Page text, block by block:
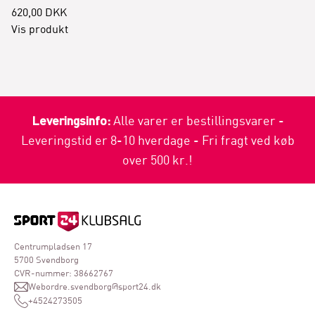
620,00 DKK
Vis produkt
Leveringsinfo:Alle varer er bestillingsvarer -
Leveringstid er 8-10 hverdage - Fri fragt ved køb
over 500 kr.!
Centrumpladsen 17
5700 Svendborg
CVR-nummer: 38662767
Webordre.svendborg@sport24.dk
+4524273505